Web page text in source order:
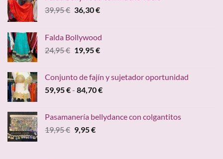
39,95€ El
era:
39,95 €.
36,30€El
es:
36,30 €.
Falda Bollywood
24,95€ El
era:
24,95 €.
19,95€El
es:
19,95 €.
Conjunto de fajín y sujetador oportunidad
59,95€- 84,70€Rango
desde
Pasamanería bellydance con colgantitos
19,95€ El
9,95€El